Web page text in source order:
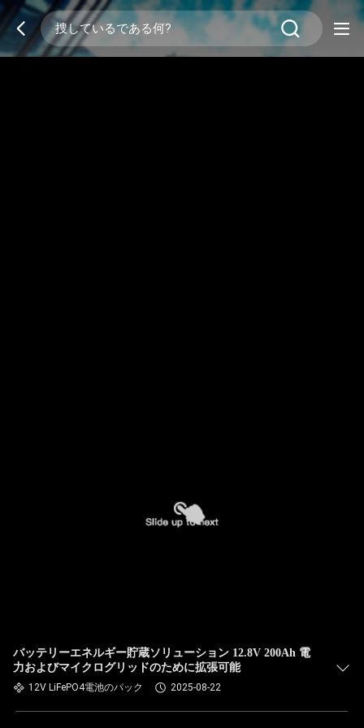
バッテリーエネルギー貯蔵ソリューション 12.8V 200Ah 電
力およびマイクログリッドのために拡張可能
12V LiFePO4電池のパック 2025-08-22